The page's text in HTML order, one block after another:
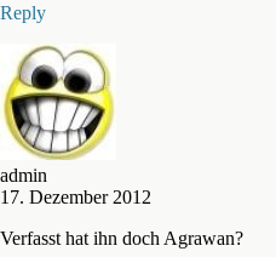
Reply
admin
17. Dezember 2012
Verfasst hat ihn doch Agrawan?